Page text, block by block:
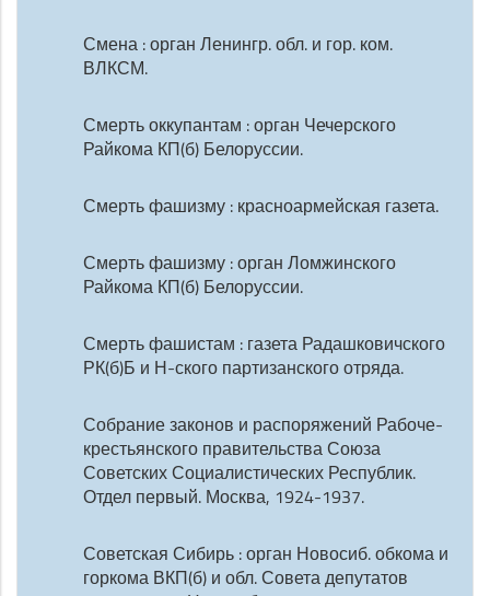
Смена : орган Ленингр. обл. и гор. ком.
ВЛКСМ.
Смерть оккупантам : орган Чечерского
Райкома КП(б) Белоруссии.
Смерть фашизму : красноармейская газета.
Смерть фашизму : орган Ломжинского
Райкома КП(б) Белоруссии.
Смерть фашистам : газета Радашковичского
РК(б)Б и Н-ского партизанского отряда.
Собрание законов и распоряжений Рабоче-
крестьянского правительства Союза
Советских Социалистических Республик.
Отдел первый. Москва, 1924-1937.
Советская Сибирь : орган Новосиб. обкома и
горкома ВКП(б) и обл. Совета депутатов